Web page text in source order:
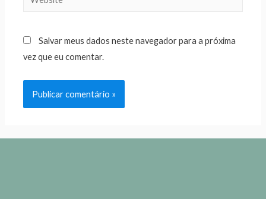
Salvar meus dados neste navegador para a próxima
vez que eu comentar.